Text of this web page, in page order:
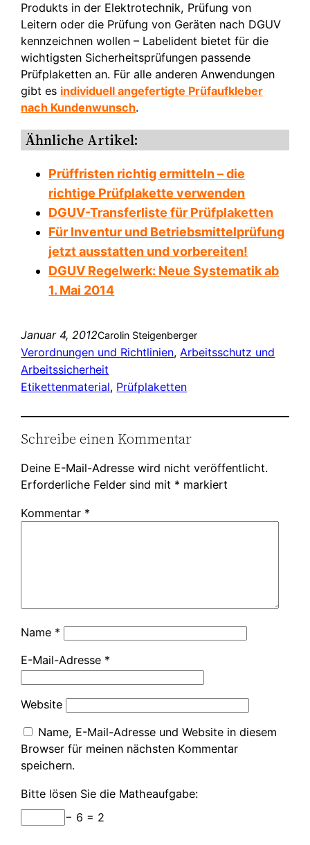
Produkts in der Elektrotechnik, Prüfung von
Leitern oder die Prüfung von Geräten nach DGUV
kennzeichnen wollen – Labelident bietet für die
wichtigsten Sicherheitsprüfungen passende
Prüfplaketten an. Für alle anderen Anwendungen
gibt es individuell angefertigte Prüfaufkleber
nach Kundenwunsch.
Ähnliche Artikel:
Prüffristen richtig ermitteln – die
richtige Prüfplakette verwenden
DGUV-Transferliste für Prüfplaketten
Für Inventur und Betriebsmittelprüfung
jetzt ausstatten und vorbereiten!
DGUV Regelwerk: Neue Systematik ab
1. Mai 2014
Januar 4, 2012Carolin Steigenberger
Verordnungen und Richtlinien, Arbeitsschutz und
Arbeitssicherheit
Etikettenmaterial, Prüfplaketten
Schreibe einen Kommentar
Deine E-Mail-Adresse wird nicht veröffentlicht.
Erforderliche Felder sind mit * markiert
Kommentar *
Name *
E-Mail-Adresse *
Website
Name, E-Mail-Adresse und Website in diesem
Browser für meinen nächsten Kommentar
speichern.
Bitte lösen Sie die Matheaufgabe:
− 6 = 2